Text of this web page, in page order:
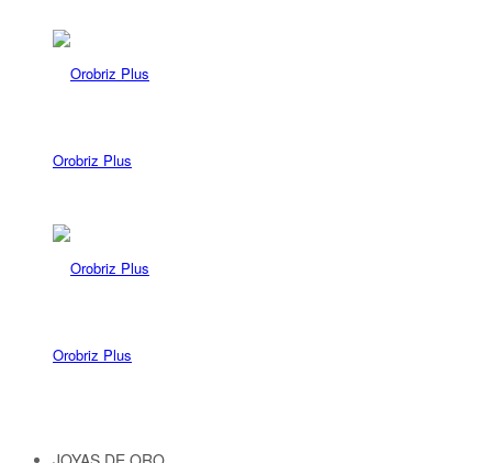
Orobriz Plus
Orobriz Plus